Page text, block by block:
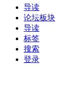
导读
论坛板块
导读
标签
搜索
登录